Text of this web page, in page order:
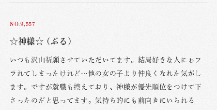
NO.9,557
☆神様☆ (ぷる)
いつも沢山祈願させていただいてます。結局好きな人にゎフ
ラれてしまったけれど…他の女の子より仲良くなれた気がし
ます。ですが就職も控えており、神様が優先順位をつけて下
さったのだと思ってます。気持ち的にも前向きにいられる